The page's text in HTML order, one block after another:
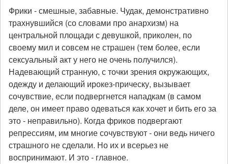
Фрики - смешные, забавные. Чудак, демонстративно
трахнувшийся (со словами про анархизм) на
центральной площади с девушкой, приколен, по
своему мил и совсем не страшен (тем более, если
сексуальный акт у него не очень получился).
Надевающий странную, с точки зрения окружающих,
одежду и делающий ирокез-прическу, вызывает
сочувствие, если подвергнется нападкам (в самом
деле, он имеет право одеваться как хочет и бить его за
это - неправильно). Когда фриков подвергают
репрессиям, им многие сочувствуют - они ведь ничего
страшного не сделали. Но их и всерьез не
воспринимают. И это - главное.